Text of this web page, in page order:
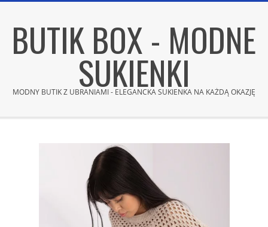
contentBUTIK BOX - MODNE
SUKIENKI
MODNY BUTIK Z UBRANIAMI - ELEGANCKA SUKIENKA NA KAŻDĄ OKAZJĘ